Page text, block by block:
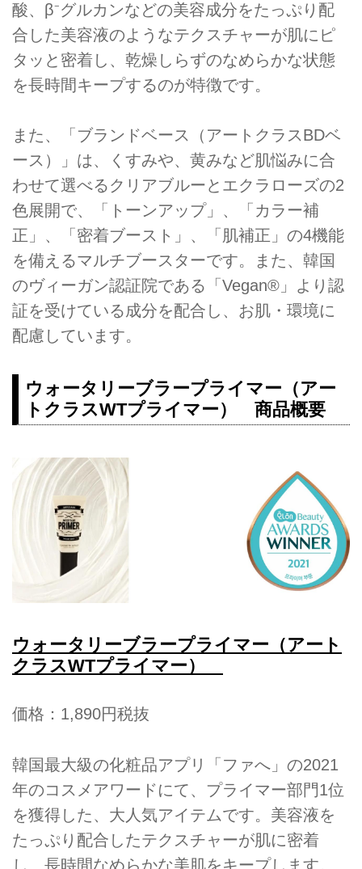
酸、β⁻グルカンなどの美容成分をたっぷり配
合した美容液のようなテクスチャーが肌にピ
タッと密着し、乾燥しらずのなめらかな状態
を長時間キープするのが特徴です。
また、「ブランドベース（アートクラスBDベ
ース）」は、くすみや、黄みなど肌悩みに合
わせて選べるクリアブルーとエクラローズの2
色展開で、「トーンアップ」、「カラー補
正」、「密着ブースト」、「肌補正」の4機能
を備えるマルチブースターです。また、韓国
のヴィーガン認証院である「Vegan®」より認
証を受けている成分を配合し、お肌・環境に
配慮しています。
ウォータリーブラープライマー（アー
トクラスWTプライマー） 商品概要
ウォータリーブラープライマー（アート
クラスWTプライマー）
価格：1,890円税抜
韓国最大級の化粧品アプリ「ファへ」の2021
年のコスメアワードにて、プライマー部門1位
を獲得した、大人気アイテムです。美容液を
たっぷり配合したテクスチャーが肌に密着
し、長時間なめらかな美肌をキープします。